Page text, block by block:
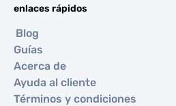
enlaces rápidos
Blog
Guías
Acerca de
Ayuda al cliente
Términos y condiciones